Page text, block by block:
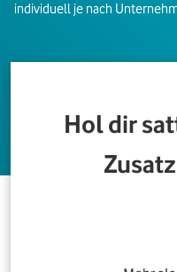
individuell je nach
Hol dir